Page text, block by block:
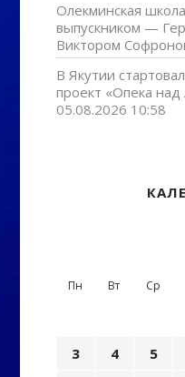
Олекминская
выпускником —
Виктором
В Якутии
проект «Опека
05.08.2026 10:58
Пн Вт Ср
3
4 5